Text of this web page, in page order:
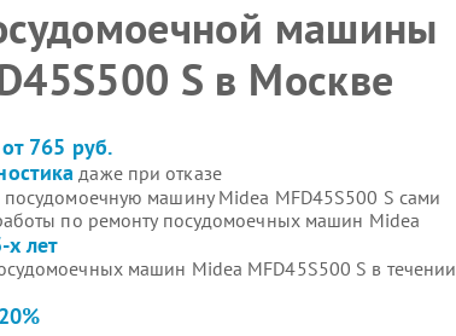
машины
S в Москве
от 765 руб.
даже при отказе
машину Midea MFD45S500 S сами
по ремонту посудомоечных машин Midea
х лет
машин Midea MFD45S500 S в течении
20%